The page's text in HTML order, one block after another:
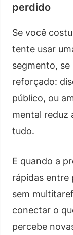
perdido
Se você
tente usar
segmento,
reforçado:
público, ou
mental reduz
tudo.
E quando a
rápidas entre
sem
conectar o
percebe